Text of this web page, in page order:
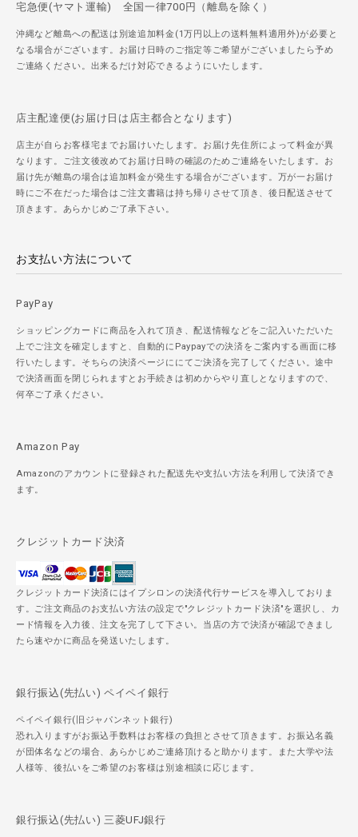
宅急便(ヤマト運輸) 全国一律700円（離島を除く）
沖縄など離島への配送は別途追加料金(1万円以上の送料無料適用外)が必要と
なる場合がございます。お届け日時のご指定等ご希望がございましたら予め
ご連絡ください。出来るだけ対応できるようにいたします。
店主配達便(お届け日は店主都合となります)
店主が自らお客様宅までお届けいたします。お届け先住所によって料金が異
なります。ご注文後改めてお届け日時の確認のためご連絡をいたします。お
届け先が離島の場合は追加料金が発生する場合がございます。万が一お届け
時にご不在だった場合はご注文書籍は持ち帰りさせて頂き、後日配送させて
頂きます。あらかじめご了承下さい。
お支払い方法について
PayPay
ショッピングカードに商品を入れて頂き、配送情報などをご記入いただいた
上でご注文を確定しますと、自動的にPaypayでの決済をご案内する画面に移
行いたします。そちらの決済ページににてご決済を完了してください。途中
で決済画面を閉じられますとお手続きは初めからやり直しとなりますので、
何卒ご了承ください。
Amazon Pay
Amazonのアカウントに登録された配送先や支払い方法を利用して決済でき
ます。
クレジットカード決済
クレジットカード決済にはイプシロンの決済代行サービスを導入しておりま
す。ご注文商品のお支払い方法の設定で"クレジットカード決済"を選択し、カ
ード情報を入力後、注文を完了して下さい。当店の方で決済が確認できまし
たら速やかに商品を発送いたします。
銀行振込(先払い) ペイペイ銀行
ペイペイ銀行(旧ジャパンネット銀行)
恐れ入りますがお振込手数料はお客様の負担とさせて頂きます。お振込名義
が団体名などの場合、あらかじめご連絡頂けると助かります。また大学や法
人様等、後払いをご希望のお客様は別途相談に応じます。
銀行振込(先払い) 三菱UFJ銀行